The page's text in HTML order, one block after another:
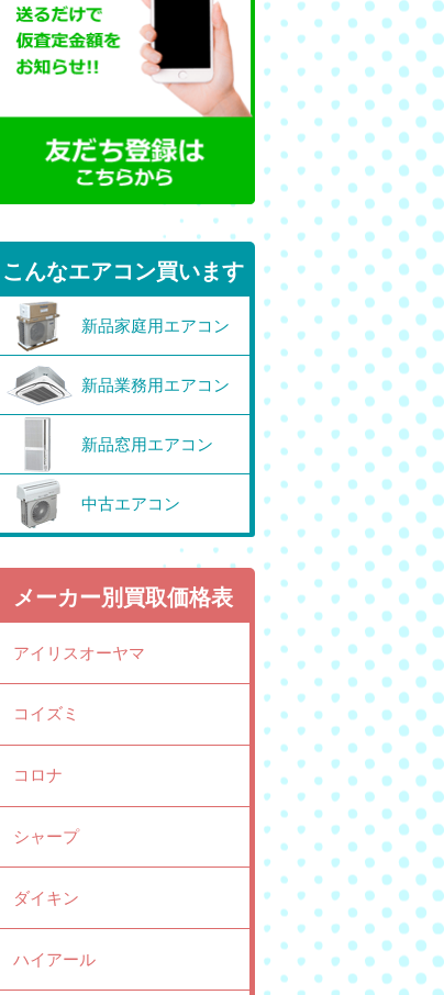
こんなエアコン買います
新品家庭用エアコン
新品業務用エアコン
新品窓用エアコン
中古エアコン
メーカー別買取価格表
アイリスオーヤマ
コイズミ
コロナ
シャープ
ダイキン
ハイアール